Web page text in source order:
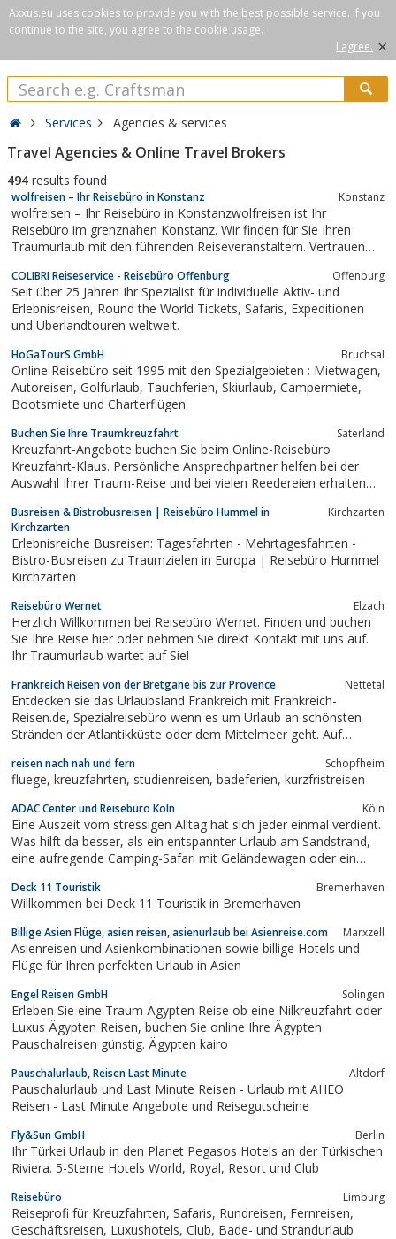
Axxus.eu uses cookies to provide you with the best possible service. If you
continue to the site, you agree to the cookie usage.
I agree. ×
Services Agencies & services
Travel Agencies & Online Travel Brokers
494 results found
wolfreisen – Ihr Reisebüro in Konstanz Konstanz
wolfreisen – Ihr Reisebüro in Konstanzwolfreisen ist Ihr
Reisebüro im grenznahen Konstanz. Wir finden für Sie Ihren
Traumurlaub mit den führenden Reiseveranstaltern. Vertrauen
COLIBRI Reiseservice - Reisebüro Offenburg Offenburg
Seit über 25 Jahren Ihr Spezialist für individuelle Aktiv- und
Erlebnisreisen, Round the World Tickets, Safaris, Expeditionen
und Überlandtouren weltweit.
HoGaTourS GmbH Bruchsal
Online Reisebüro seit 1995 mit den Spezialgebieten : Mietwagen,
Autoreisen, Golfurlaub, Tauchferien, Skiurlaub, Campermiete,
Bootsmiete und Charterflügen
Buchen Sie Ihre Traumkreuzfahrt Saterland
Kreuzfahrt-Angebote buchen Sie beim Online-Reisebüro
Kreuzfahrt-Klaus. Persönliche Ansprechpartner helfen bei der
Auswahl Ihrer Traum-Reise und bei vielen Reedereien erhalten
Kreuzfahrt-Wunsch!
Busreisen & Bistrobusreisen | Reisebüro Hummel in
Kirchzarten
Kirchzarten
Erlebnisreiche Busreisen: Tagesfahrten - Mehrtagesfahrten -
Bistro-Busreisen zu Traumzielen in Europa | Reisebüro Hummel
Kirchzarten
Reisebüro Wernet Elzach
Herzlich Willkommen bei Reisebüro Wernet. Finden und buchen
Sie Ihre Reise hier oder nehmen Sie direkt Kontakt mit uns auf.
Ihr Traumurlaub wartet auf Sie!
Frankreich Reisen von der Bretgane bis zur Provence Nettetal
Entdecken sie das Urlaubsland Frankreich mit Frankreich-
Reisen.de, Spezialreisebüro wenn es um Urlaub an schönsten
Stränden der Atlantikküste oder dem Mittelmeer geht. Auf
oder Ihre Ferienwohnung in der Provence. Auf dem Reiseportal
finden sie umfangreiche...
reisen nach nah und fern Schopfheim
fluege, kreuzfahrten, studienreisen, badeferien, kurzfristreisen
ADAC Center und Reisebüro Köln Köln
Eine Auszeit vom stressigen Alltag hat sich jeder einmal verdient.
Was hilft da besser, als ein entspannter Urlaub am Sandstrand,
eine aufregende Camping-Safari mit Geländewagen oder ein
der Planung Ihrer Traumreise und sorgt von Anfang an für das
optimale Urlaubsfeeling....
Deck 11 Touristik Bremerhaven
Willkommen bei Deck 11 Touristik in Bremerhaven
Billige Asien Flüge, asien reisen, asienurlaub bei Asienreise.com Marxzell
Asienreisen und Asienkombinationen sowie billige Hotels und
Flüge für Ihren perfekten Urlaub in Asien
Engel Reisen GmbH Solingen
Erleben Sie eine Traum Ägypten Reise ob eine Nilkreuzfahrt oder
Luxus Ägypten Reisen, buchen Sie online Ihre Ägypten
Pauschalreisen günstig. Ägypten kairo
Pauschalurlaub, Reisen Last Minute Altdorf
Pauschalurlaub und Last Minute Reisen - Urlaub mit AHEO
Reisen - Last Minute Angebote und Reisegutscheine
Fly&Sun GmbH Berlin
Ihr Türkei Urlaub in den Planet Pegasos Hotels an der Türkischen
Riviera. 5-Sterne Hotels World, Royal, Resort und Club
Reisebüro Limburg
Reiseprofi für Kreuzfahrten, Safaris, Rundreisen, Fernreisen,
Geschäftsreisen, Luxushotels, Club, Bade- und Strandurlaub